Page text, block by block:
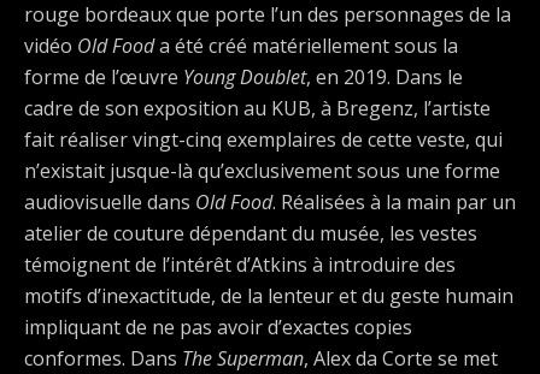
rouge bordeaux que porte l’un des personnages de la
vidéo Old Fooda été créé matériellement sous la
forme de l’œuvre Young Doublet, en 2019. Dans le
cadre de son exposition au KUB, à Bregenz, l’artiste
fait réaliser vingt-cinq exemplaires de cette veste, qui
n’existait jusque-là qu’exclusivement sous une forme
audiovisuelle dans Old Food. Réalisées à la main par un
atelier de couture dépendant du musée, les vestes
témoignent de l’intérêt d’Atkins à introduire des
motifs d’inexactitude, de la lenteur et du geste humain
impliquant de ne pas avoir d’exactes copies
conformes. Dans The Superman, Alex da Corte se met